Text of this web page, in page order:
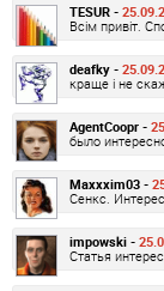
TESUR -
Всім привіт.
deafky -
краще і не
AgentCoopr -
было
Maxxxim03 -
Сенкс.
impowski -
Статья